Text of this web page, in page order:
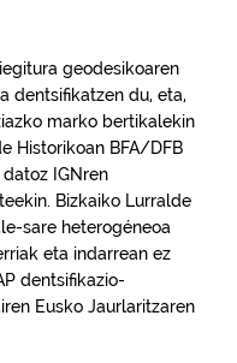
geodesikoaren
dentsifikatzen du, eta,
marko bertikalekin
Historikoan BFA/DFB
IGNren
Bizkaiko Lurralde
sare heterogéneoa
eta indarrean ez
dentsifikazio-
Eusko Jaurlaritzaren